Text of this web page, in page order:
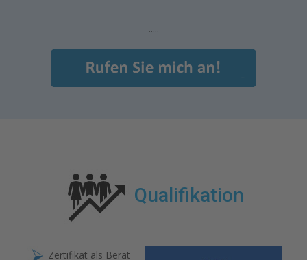
.....
Qualifikation
Zertifikat als Berat